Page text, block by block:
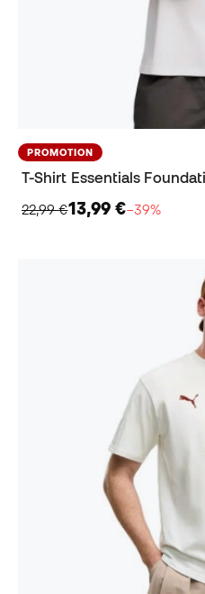
PROMOTION
T-Shirt Essentials
22,99 €13,99 €−39%